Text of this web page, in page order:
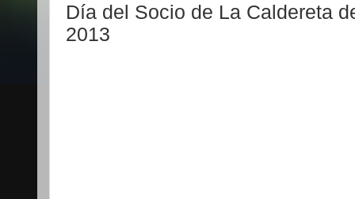
Día del Socio de La Caldereta
2013